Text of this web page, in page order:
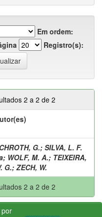
Em ordem:
Registro(s):
2 a 2 de 2
G.; SILVA, L. F.
; WOLF, M. A.; TEIXEIRA,
G.; ZECH, W.
2 a 2 de 2